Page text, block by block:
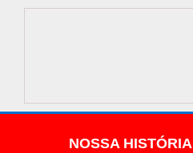
NOSSA HISTÓRIA